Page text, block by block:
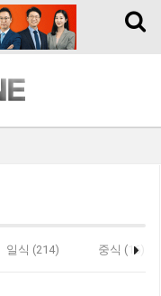
Toggle
일식 (214) 중식 (16)